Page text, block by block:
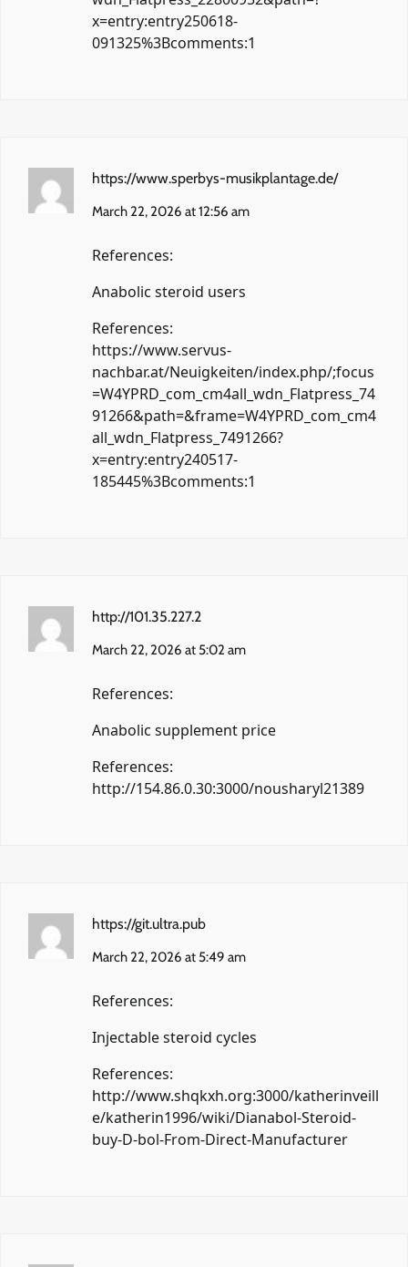
x=entry:entry250618-
091325%3Bcomments:1
https://www.sperbys-musikplantage.de/
March 22, 2026 at 12:56 am
References:
Anabolic steroid users
References:
https://www.servus-
nachbar.at/Neuigkeiten/index.php/;focus
=W4YPRD_com_cm4all_wdn_Flatpress_74
91266&path=&frame=W4YPRD_com_cm4
all_wdn_Flatpress_7491266?
x=entry:entry240517-
185445%3Bcomments:1
http://101.35.227.2
March 22, 2026 at 5:02 am
References:
Anabolic supplement price
References:
http://154.86.0.30:3000/nousharyl21389
https://git.ultra.pub
March 22, 2026 at 5:49 am
References:
Injectable steroid cycles
References:
http://www.shqkxh.org:3000/katherinveill
e/katherin1996/wiki/Dianabol-Steroid-
buy-D-bol-From-Direct-Manufacturer